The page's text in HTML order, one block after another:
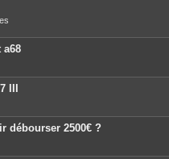
a68
III
débourser 2500€ ?